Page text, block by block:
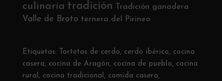
culinaria tradición Tradición ganadera
Valle de Broto ternera del Pirineo
Etiquetas: Tortetas de cerdo, cerdo ibérico, cocina
casera, cocina de Aragón, cocina de pueblo, cocina
rural , cocina tradicional , comida casera,